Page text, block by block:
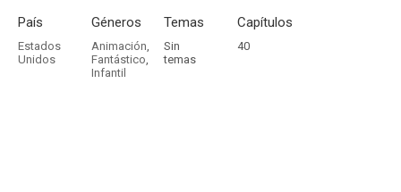
País
Estados
Unidos
Géneros
Animación,
Fantástico,
Infantil
Temas
Sin
temas
Capítulos
40